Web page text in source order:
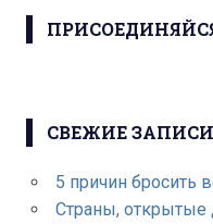
СВЕЖИЕ ЗАПИСИ
5 причин бросить
Страны, открытые